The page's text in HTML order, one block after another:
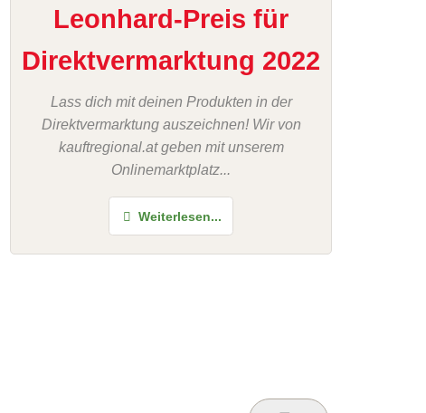
Leonhard-Preis für
Direktvermarktung 2022
Lass dich mit deinen Produkten in der
Direktvermarktung auszeichnen! Wir von
kauftregional.at geben mit unserem
Onlinemarktplatz...
Weiterlesen...